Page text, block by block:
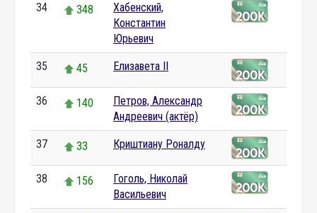
34 348
Хабенский,
Константин
Юрьевич
35 45 Елизавета II
36 140
Петров, Александр
Андреевич (актёр)
37 33 Криштиану Роналду
38 156
Гоголь, Николай
Васильевич